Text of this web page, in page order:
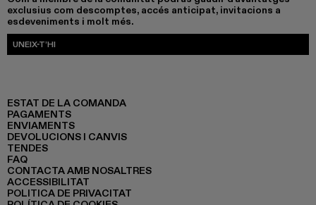
exclusius com descomptes, accés anticipat, invitacions a
esdeveniments i molt més.
UNEIX-T’HI
ESTAT DE LA COMANDA
PAGAMENTS
ENVIAMENTS
DEVOLUCIONS I CANVIS
TENDES
FAQ
CONTACTA AMB NOSALTRES
ACCESSIBILITAT
POLITICA DE PRIVACITAT